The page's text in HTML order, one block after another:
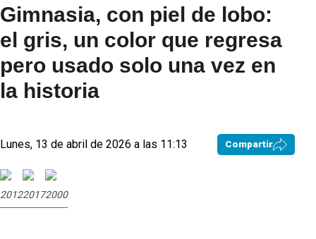
Gimnasia, con piel de lobo:
el gris, un color que regresa
pero usado solo una vez en
la historia
Lunes, 13 de abril de 2026 a las 11:13 Compartir
201220172000